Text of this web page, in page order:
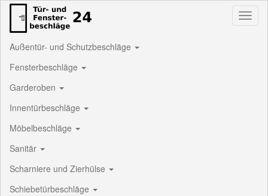
Außentür- und Schutzbeschläge
Fensterbeschläge
Garderoben
Innentürbeschläge
Möbelbeschläge
Sanitär
Scharniere und Zierhülse
Schiebetürbeschläge